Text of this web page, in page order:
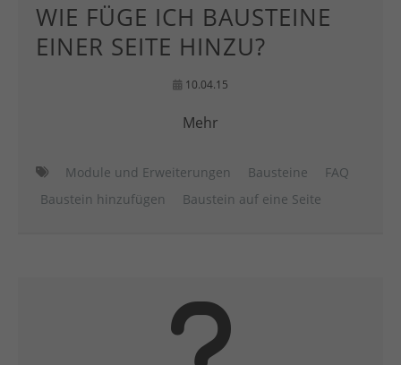
WIE FÜGE ICH BAUSTEINE
EINER SEITE HINZU?
10.04.15
Mehr
Module und Erweiterungen Bausteine
FAQ
Baustein hinzufügen
Baustein auf eine Seite